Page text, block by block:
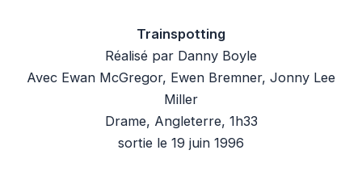
Trainspotting
Réalisé par Danny Boyle
Avec Ewan McGregor, Ewen Bremner, Jonny Lee
Miller
Drame, Angleterre, 1h33
sortie le 19 juin 1996